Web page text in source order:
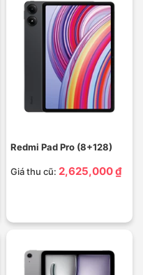
Redmi Pad Pro (8+128)
Giá thu cũ: 2,625,000 ₫